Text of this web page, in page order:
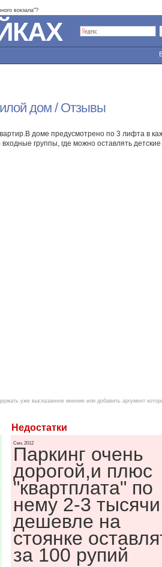
вокзала"?
дом / Отзывы
доме предусмотрено по 3 лифта в
группы, где можно оставлять детские
уже высказанное мнение или добавить аргумент
Недостатки
Сен, 2012
Паркинг очень
дорогой,и плюс
"квартплата" по
нему 2-3
дешевле на
стоянке
за 100 рупий